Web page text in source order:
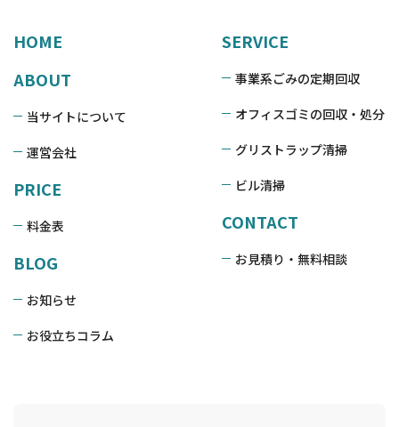
HOME
ABOUT
当サイトについて
運営会社
PRICE
料金表
BLOG
お知らせ
お役立ちコラム
SERVICE
事業系ごみの定期回収
オフィスゴミの回収・処分
グリストラップ清掃
ビル清掃
CONTACT
お見積り・無料相談